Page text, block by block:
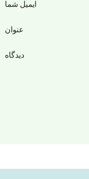
ایمیل شما
عنوان
دیدگاه